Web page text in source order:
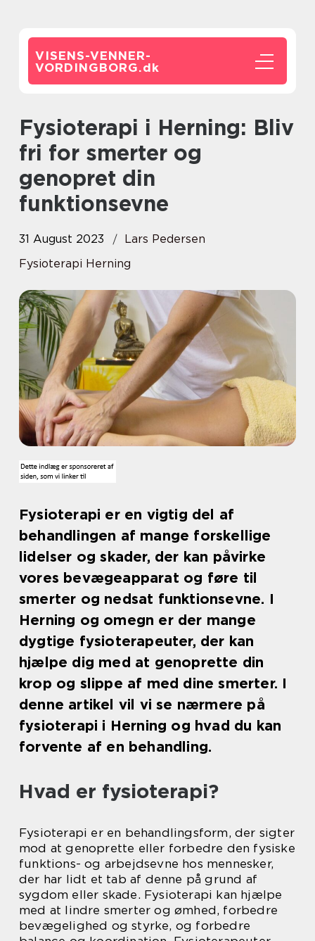
VISENS-VENNER-
VORDINGBORG.dk
Fysioterapi i Herning: Bliv
fri for smerter og
genopret din
funktionsevne
31 August 2023
Lars Pedersen
Fysioterapi Herning
Fysioterapi er en vigtig del af
behandlingen af mange forskellige
lidelser og skader, der kan påvirke
vores bevægeapparat og føre til
smerter og nedsat funktionsevne. I
Herning og omegn er der mange
dygtige fysioterapeuter, der kan
hjælpe dig med at genoprette din
krop og slippe af med dine smerter. I
denne artikel vil vi se nærmere på
fysioterapi i Herning og hvad du kan
forvente af en behandling.
Hvad er fysioterapi?
Fysioterapi er en behandlingsform, der sigter
mod at genoprette eller forbedre den fysiske
funktions- og arbejdsevne hos mennesker,
der har lidt et tab af denne på grund af
sygdom eller skade. Fysioterapi kan hjælpe
med at lindre smerter og ømhed, forbedre
bevægelighed og styrke, og forbedre